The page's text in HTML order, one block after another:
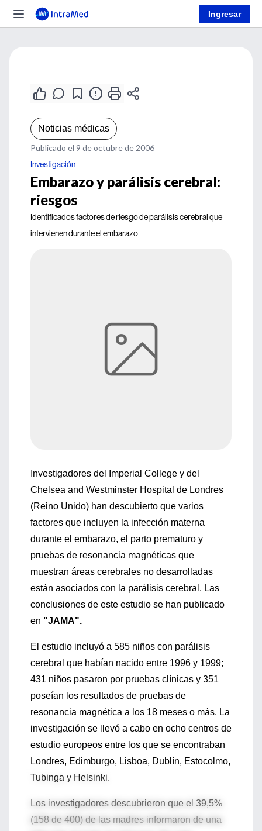
Ingresar
Noticias médicas
Publicado el 9 de octubre de 2006
Investigación
Embarazo y parálisis cerebral:
riesgos
Identificados factores de riesgo de parálisis cerebral que
intervienen durante el embarazo
Investigadores del Imperial College y del
Chelsea and Westminster Hospital de Londres
(Reino Unido) han descubierto que varios
factores que incluyen la infección materna
durante el embarazo, el parto prematuro y
pruebas de resonancia magnéticas que
muestran áreas cerebrales no desarrolladas
están asociados con la parálisis cerebral. Las
conclusiones de este estudio se han publicado
en "JAMA".
El estudio incluyó a 585 niños con parálisis
cerebral que habían nacido entre 1996 y 1999;
431 niños pasaron por pruebas clínicas y 351
poseían los resultados de pruebas de
resonancia magnética a los 18 meses o más. La
investigación se llevó a cabo en ocho centros de
estudio europeos entre los que se encontraban
Londres, Edimburgo, Lisboa, Dublín, Estocolmo,
Tubinga y Helsinki.
Los investigadores descubrieron que el 39,5%
(158 de 400) de las madres informaron de una